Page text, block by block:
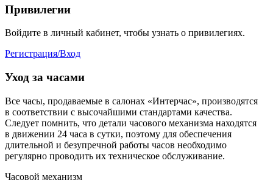
Привилегии
Войдите в личный кабинет, чтобы узнать о привилегиях.
Регистрация/Вход
Уход за часами
Все часы, продаваемые в салонах «Интерчас», производятся
в соответствии с высочайшими стандартами качества.
Следует помнить, что детали часового механизма находятся
в движении 24 часа в сутки, поэтому для обеспечения
длительной и безупречной работы часов необходимо
регулярно проводить их техническое обслуживание.
Часовой механизм